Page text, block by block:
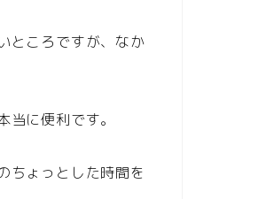
ところですが、なか
に便利です。
ちょっとした時間を